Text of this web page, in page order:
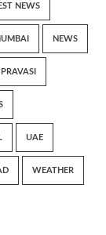
NEWS
NEWS
PRAVASI
UAE
WEATHER